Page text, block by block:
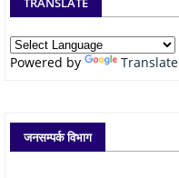
Powered by Translate
जनसम्पर्क विभाग